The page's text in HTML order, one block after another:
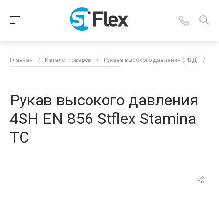
Главная / Каталог товаров / Рукава высокого давления (РВД) /
Рукав высокого давления
4SH EN 856 Stflex Stamina
TC